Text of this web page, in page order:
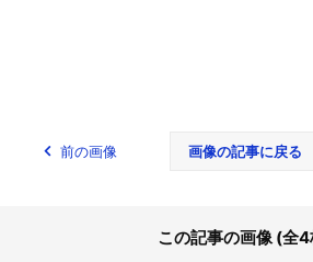
前の画像 画像の記事に戻る
この記事の画像 (全